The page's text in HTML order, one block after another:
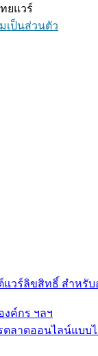
ยแวร์
เป็นส่วนตัว
ค์กร ฯลฯ